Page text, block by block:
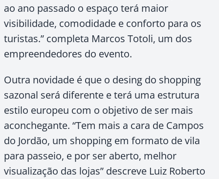
ao ano passado o espaço terá maior
visibilidade, comodidade e conforto para os
turistas.” completa Marcos Totoli, um dos
empreendedores do evento.
Outra novidade é que o desing do shopping
sazonal será diferente e terá uma estrutura
estilo europeu com o objetivo de ser mais
aconchegante. “Tem mais a cara de Campos
do Jordão, um shopping em formato de vila
para passeio, e por ser aberto, melhor
visualização das lojas” descreve Luiz Roberto